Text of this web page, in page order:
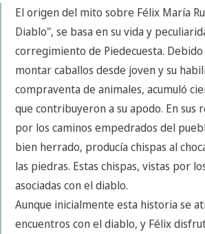
El origen del mito sobre Félix María
Diablo", se basa en su vida y
corregimiento de Piedecuesta.
montar caballos desde joven y su
compraventa de animales, acumuló
que contribuyeron a su apodo. En sus
por los caminos empedrados del
bien herrado, producía chispas al
las piedras. Estas chispas, vistas por
asociadas con el diablo.
Aunque inicialmente esta historia se
encuentros con el diablo, y Félix